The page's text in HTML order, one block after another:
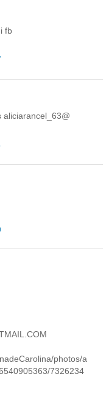
fb
photos/a
7326234